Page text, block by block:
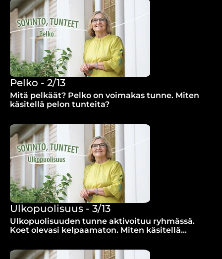
Pelko - 2/13
Mitä pelkäät? Pelko on voimakas tunne. Miten
käsitellä pelon tunteita?
Ulkopuolisuus - 3/13
Ulkopuolisuuden tunne aktivoituu ryhmässä.
Koet olevasi kelpaamaton. Miten käsitellä